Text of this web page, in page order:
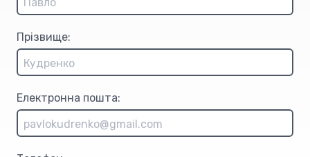
Прізвище:
Електронна пошта: